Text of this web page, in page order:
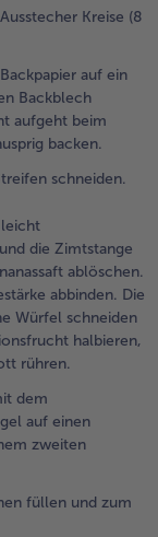
Kreise (8
auf ein
Backblech
aufgeht beim
backen.
schneiden.
leicht
die Zimtstange
ablöschen.
abbinden. Die
Würfel schneiden
halbieren,
rühren.
dem
auf einen
zweiten
füllen und zum